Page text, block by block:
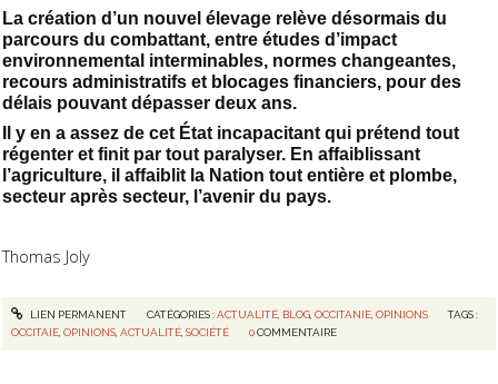
La création d’un nouvel élevage relève désormais du
parcours du combattant, entre études d’impact
environnemental interminables, normes changeantes,
recours administratifs et blocages financiers, pour des
délais pouvant dépasser deux ans.
Il y en a assez de cet État incapacitant qui prétend tout
régenter et finit par tout paralyser. En affaiblissant
l’agriculture, il affaiblit la Nation tout entière et plombe,
secteur après secteur, l’avenir du pays.
Thomas Joly
LIEN PERMANENT CATÉGORIES :ACTUALITÉ, BLOG, OCCITANIE, OPINIONS
TAGS :
OCCITAIE ,OPINIONS ,ACTUALITÉ ,SOCIÉTÉ 0 COMMENTAIRE